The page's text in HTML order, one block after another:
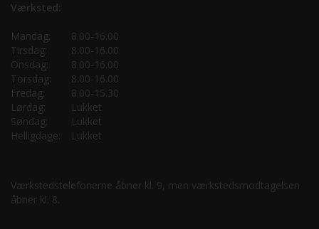
Værksted:
Mandag:
8.00-16.00
Tirsdag:
8.00-16.00
Onsdag:
8.00-16.00
Torsdag:
8.00-16.00
Fredag:
8.00-15.30
Lørdag:
Lukket
Søndag:
Lukket
Helligdage:
Lukket
Værkstedstelefonerne åbner kl. 9, men værkstedsmodtagelsen
åbner kl. 8.